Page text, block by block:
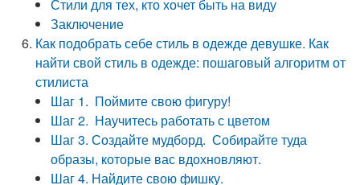
Стили для тех, кто хочет быть на виду
Заключение
Как подобрать себе стиль в одежде девушке. Как
найти свой стиль в одежде: пошаговый алгоритм от
стилиста
Шаг 1. Поймите свою фигуру!
Шаг 2. Научитесь работать с цветом
Шаг 3. Создайте мудборд. Собирайте туда
образы, которые вас вдохновляют.
Шаг 4. Найдите свою фишку.